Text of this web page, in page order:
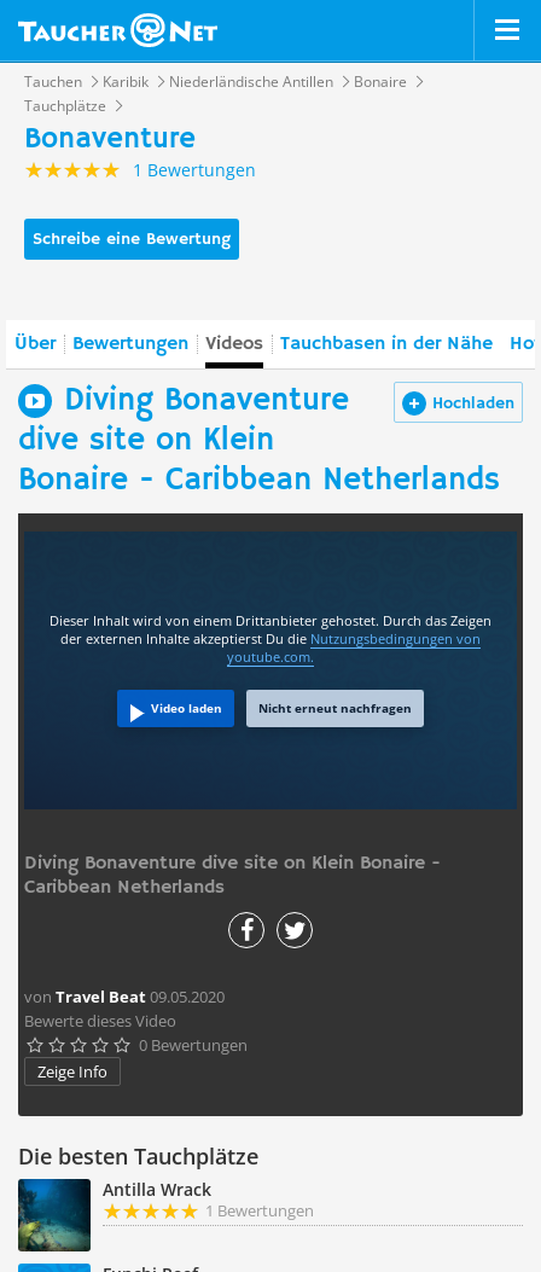
Tauchen Karibik Niederländische Antillen
Bonaire
Tauchplätze
Bonaventure
1 Bewertungen
Schreibe eine Bewertung
Über Bewertungen Videos Tauchbasen in der Nähe
Hochladen
Diving Bonaventure
dive site on Klein
Bonaire - Caribbean Netherlands
Dieser Inhalt wird von einem Drittanbieter gehostet. Durch das Zeigen
der externen Inhalte akzeptierst Du die Nutzungsbedingungen von
youtube.com.
Video laden Nicht erneut nachfragen
Diving Bonaventure dive site on Klein Bonaire -
Caribbean Netherlands
von Travel Beat09.05.2020
Bewerte dieses Video
     0 Bewertungen
Zeige Info
Die besten Tauchplätze
Antilla Wrack
1 Bewertungen